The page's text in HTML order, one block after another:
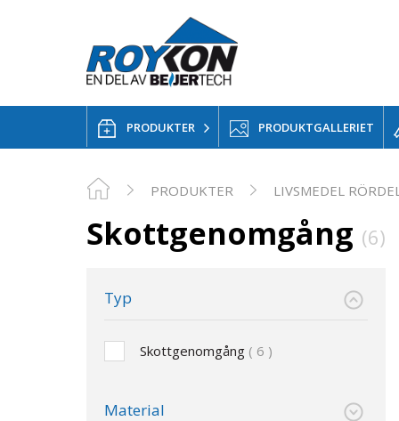
PRODUKTER PRODUKTGALLERIET
PRODUKTER LIVSMEDEL
Skottgenomgång (6)
Typ
Skottgenomgång 6
Material